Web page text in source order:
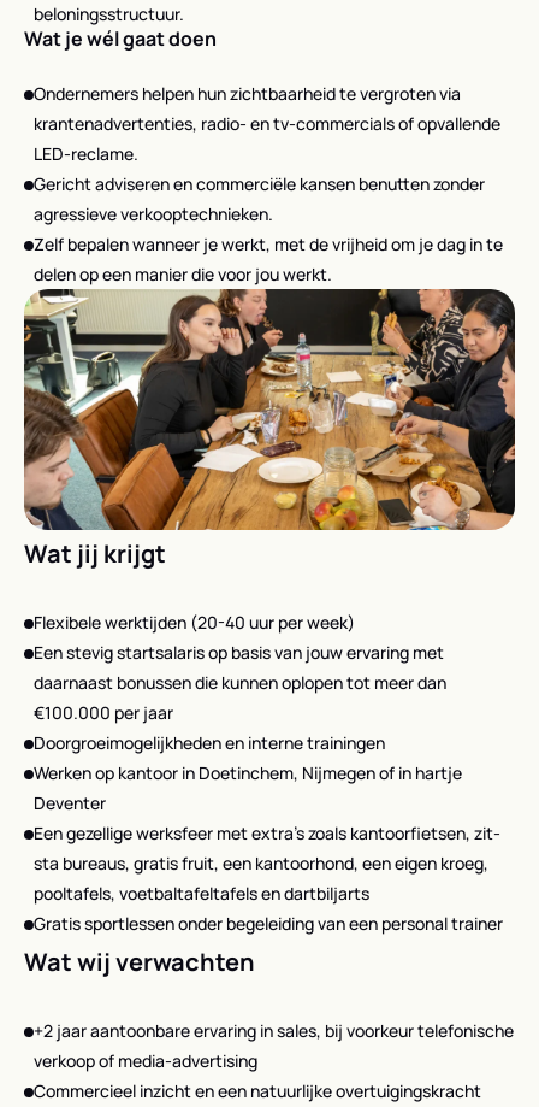
beloningsstructuur.
Wat je wél gaat doen
Ondernemers helpen hun zichtbaarheid te vergroten via
krantenadvertenties, radio- en tv-commercials of opvallende
LED-reclame.
Gericht adviseren en commerciële kansen benutten zonder
agressieve verkooptechnieken.
Zelf bepalen wanneer je werkt, met de vrijheid om je dag in te
delen op een manier die voor jou werkt.
Wat jij krijgt
Flexibele werktijden (20-40 uur per week)
Een stevig startsalaris op basis van jouw ervaring met
daarnaast bonussen die kunnen oplopen tot meer dan
€100.000 per jaar
Doorgroeimogelijkheden en interne trainingen
Werken op kantoor in Doetinchem, Nijmegen of in hartje
Deventer
Een gezellige werksfeer met extra’s zoals kantoorfietsen, zit-
sta bureaus, gratis fruit, een kantoorhond, een eigen kroeg,
pooltafels, voetbaltafeltafels en dartbiljarts
Gratis sportlessen onder begeleiding van een personal trainer
Wat wij verwachten
+2 jaar aantoonbare ervaring in sales, bij voorkeur telefonische
verkoop of media-advertising
Commercieel inzicht en een natuurlijke overtuigingskracht